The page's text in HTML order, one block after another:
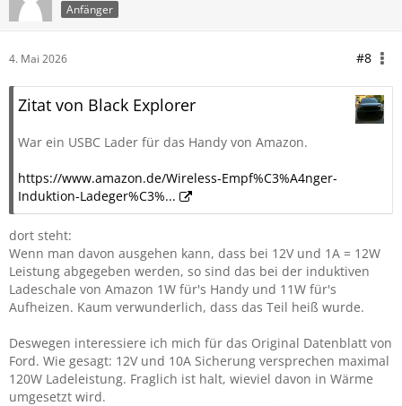
Anfänger
4. Mai 2026 #8
Zitat von Black Explorer
War ein USBC Lader für das Handy von Amazon.
https://www.amazon.de/Wireless-Empf%C3%A4nger-
Induktion-Ladeger%C3%...
dort steht:
Wenn man davon ausgehen kann, dass bei 12V und 1A = 12W
Leistung abgegeben werden, so sind das bei der induktiven
Ladeschale von Amazon 1W für's Handy und 11W für's
Aufheizen. Kaum verwunderlich, dass das Teil heiß wurde.
Deswegen interessiere ich mich für das Original Datenblatt von
Ford. Wie gesagt: 12V und 10A Sicherung versprechen maximal
120W Ladeleistung. Fraglich ist halt, wieviel davon in Wärme
umgesetzt wird.